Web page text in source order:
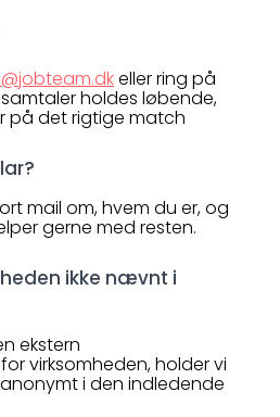
eller ring på
samtaler holdes løbende,
på det rigtige match
mail om, hvem du er, og
gerne med resten.
ikke nævnt i
ekstern
virksomheden, holder vi
i den indledende